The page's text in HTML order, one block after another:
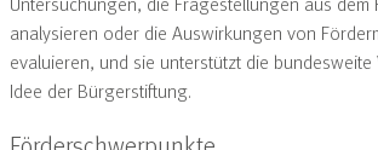
analysieren oder die Auswirkungen von
evaluieren, und sie unterstützt die
Idee der Bürgerstiftung.